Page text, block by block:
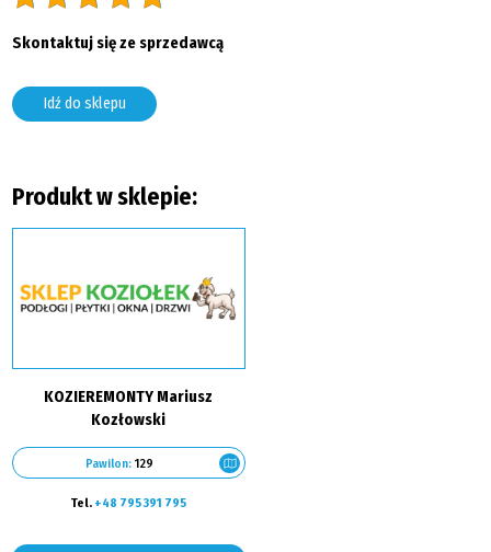
Skontaktuj się ze sprzedawcą
Idź do sklepu
Produkt w sklepie:
KOZIEREMONTY Mariusz
Kozłowski
Pawilon:129
Tel. +48 795 391 795